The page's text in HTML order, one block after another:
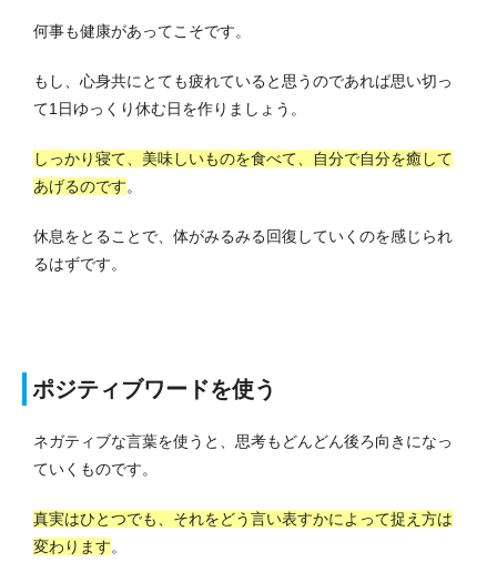
何事も健康があってこそです。
もし、心身共にとても疲れていると思うのであれば思い切っ
て1日ゆっくり休む日を作りましょう。
しっかり寝て、美味しいものを食べて、自分で自分を癒して
あげるのです。
休息をとることで、体がみるみる回復していくのを感じられ
るはずです。
ポジティブワードを使う
ネガティブな言葉を使うと、思考もどんどん後ろ向きになっ
ていくものです。
真実はひとつでも、それをどう言い表すかによって捉え方は
変わります。